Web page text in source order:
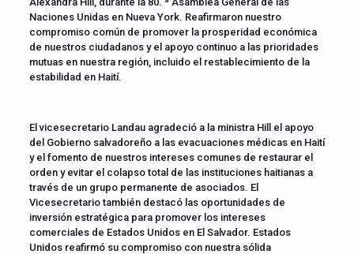
Naciones Unidas en Nueva York. Reafirmaron nuestro
compromiso común de promover la prosperidad económica
de nuestros ciudadanos y el apoyo continuo a las prioridades
mutuas en nuestra región, incluido el restablecimiento de la
estabilidad en Haití.
El vicesecretario Landau agradeció a la ministra Hill el apoyo
del Gobierno salvadoreño a las evacuaciones médicas en Haití
y el fomento de nuestros intereses comunes de restaurar el
orden y evitar el colapso total de las instituciones haitianas a
través de un grupo permanente de asociados. El
Vicesecretario también destacó las oportunidades de
inversión estratégica para promover los intereses
comerciales de Estados Unidos en El Salvador. Estados
Unidos reafirmó su compromiso con nuestra sólida